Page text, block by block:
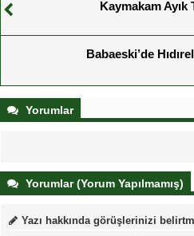
Kaymakam
Babaeski’de
Yorumlar
Yorumlar (Yorum Yapılmamış)
Yazı hakkında görüşlerinizi